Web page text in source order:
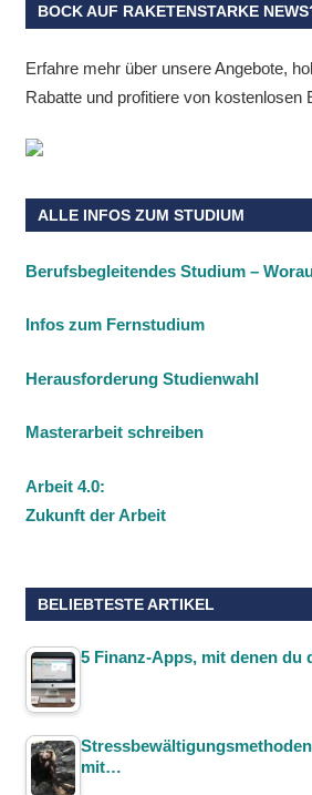
BOCK AUF RAKETENSTARKE
Erfahre mehr über unsere Angebote,
Rabatte und profitiere von kostenlosen
ALLE INFOS ZUM STUDIUM
Berufsbegleitendes Studium –
Infos zum Fernstudium
Herausforderung Studienwahl
Masterarbeit schreiben
Arbeit 4.0:
Zukunft der Arbeit
BELIEBTESTE ARTIKEL
5 Finanz-Apps, mit denen du
mit…